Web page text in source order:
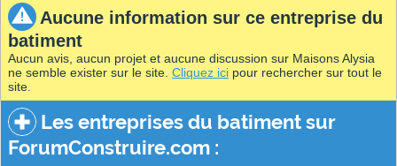
Aucune information sur ce entreprise du
batiment
Aucun avis, aucun projet et aucune discussion sur Maisons Alysia
ne semble exister sur le site. Cliquez ici pour rechercher sur tout le
site.
Les entreprises du batiment sur
ForumConstruire.com :